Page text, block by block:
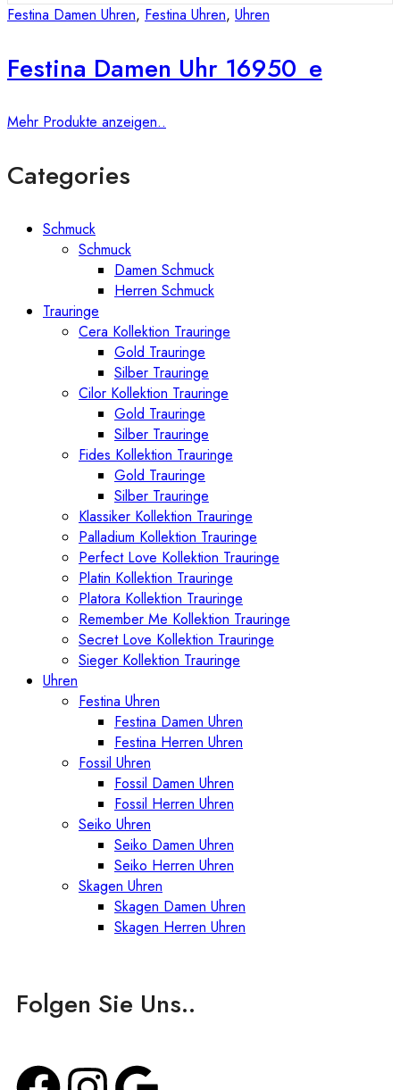
Festina Damen Uhren, Festina Uhren, Uhren
Festina Damen Uhr 16950_e
Mehr Produkte anzeigen..
Categories
Schmuck
Schmuck
Damen Schmuck
Herren Schmuck
Trauringe
Cera Kollektion Trauringe
Gold Trauringe
Silber Trauringe
Cilor Kollektion Trauringe
Gold Trauringe
Silber Trauringe
Fides Kollektion Trauringe
Gold Trauringe
Silber Trauringe
Klassiker Kollektion Trauringe
Palladium Kollektion Trauringe
Perfect Love Kollektion Trauringe
Platin Kollektion Trauringe
Platora Kollektion Trauringe
Remember Me Kollektion Trauringe
Secret Love Kollektion Trauringe
Sieger Kollektion Trauringe
Uhren
Festina Uhren
Festina Damen Uhren
Festina Herren Uhren
Fossil Uhren
Fossil Damen Uhren
Fossil Herren Uhren
Seiko Uhren
Seiko Damen Uhren
Seiko Herren Uhren
Skagen Uhren
Skagen Damen Uhren
Skagen Herren Uhren
Folgen Sie Uns..